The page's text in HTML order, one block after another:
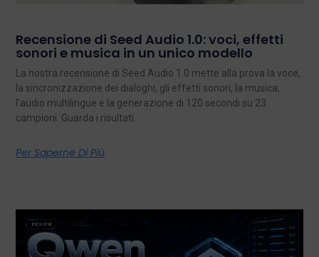
Recensione di Seed Audio 1.0: voci, effetti
sonori e musica in un unico modello
La nostra recensione di Seed Audio 1.0 mette alla prova la voce,
la sincronizzazione dei dialoghi, gli effetti sonori, la musica,
l'audio multilingue e la generazione di 120 secondi su 23
campioni. Guarda i risultati.
Per Saperne Di Più